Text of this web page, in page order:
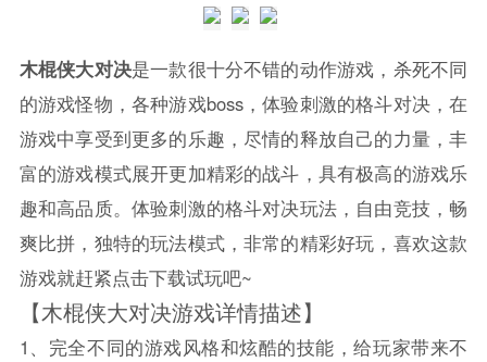
木棍侠大对决是一款很十分不错的动作游戏，杀死不同
的游戏怪物，各种游戏boss，体验刺激的格斗对决，在
游戏中享受到更多的乐趣，尽情的释放自己的力量，丰
富的游戏模式展开更加精彩的战斗，具有极高的游戏乐
趣和高品质。体验刺激的格斗对决玩法，自由竞技，畅
爽比拼，独特的玩法模式，非常的精彩好玩，喜欢这款
游戏就赶紧点击下载试玩吧~
【木棍侠大对决游戏详情描述】
1、完全不同的游戏风格和炫酷的技能，给玩家带来不